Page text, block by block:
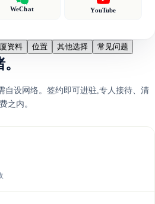
WeChat YouTube
资料 位置 其他选择 常见问题
自设网络。签约即可进驻,专人接待、清
之内。